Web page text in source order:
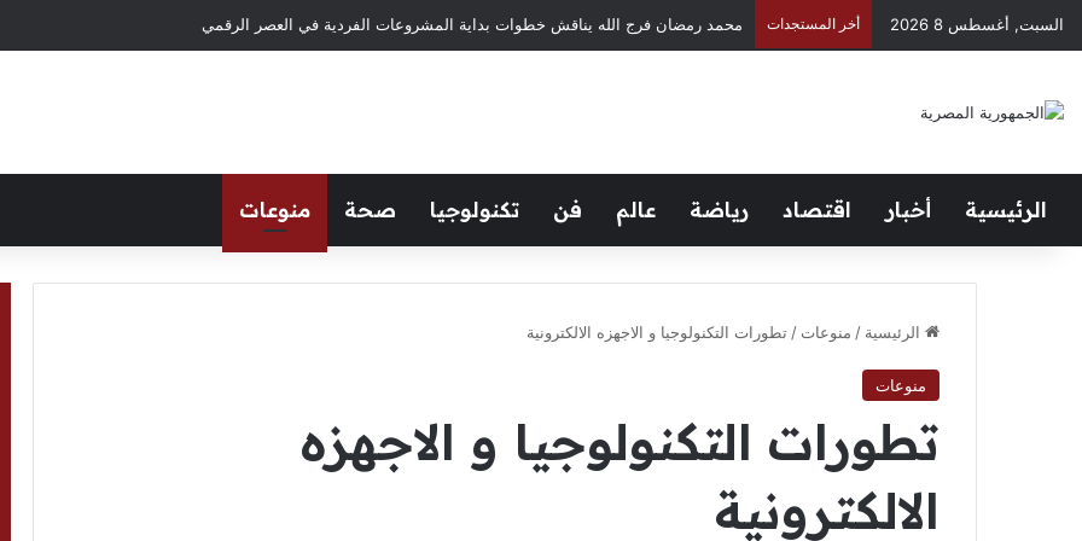
السبت, أغسطس 8 2026 أخر المستجدات
الرئيسية أخبار اقتصاد رياضة عالم فن تكنولوجيا صحة منوعات
الرئيسية / منوعات / تطورات التكنولوجيا و الاجهزه الالكترونية
منوعات
تطورات التكنولوجيا و الاجهزه
الالكترونية